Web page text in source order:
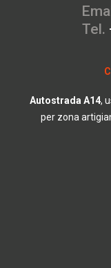
Tel.
Autostrada A14,
per zona